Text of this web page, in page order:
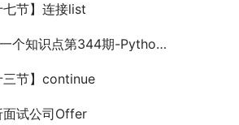
节】连接list
知识点第344期-Python】
三节】continue
试公司Offer